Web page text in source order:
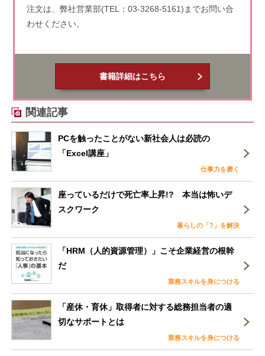
注文は、弊社営業部(TEL：03-3268-5161)までお問い合
わせください。
書籍詳細はこちら
関連記事
PCを触ったことがない新社会人は必読の
「Excel講座」
仕事力を磨く
座っているだけで死亡率上昇!? 本当は怖いデ
スクワーク
暮らしの「?」を解決
「HRM（人的資源管理）」こそ企業経営の根幹
だ
業務スキルを身につける
「産休・育休」取得者に対する総務担当者の適
切なサポートとは
業務スキルを身につける